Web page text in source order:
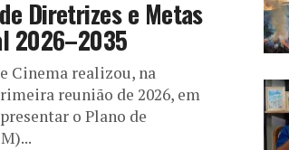
Diretrizes e Metas
2026–2035
Cinema realizou, na
reunião de 2026, em
o Plano de